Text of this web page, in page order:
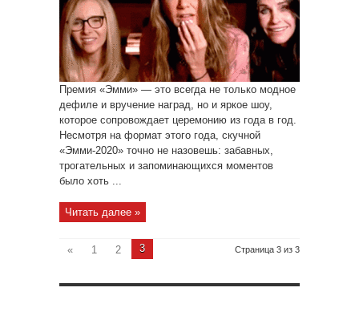
Премия «Эмми» — это всегда не только модное
дефиле и вручение наград, но и яркое шоу,
которое сопровождает церемонию из года в год.
Несмотря на формат этого года, скучной
«Эмми-2020» точно не назовешь: забавных,
трогательных и запоминающихся моментов
было хоть ...
Читать далее »
Страница 3 из 3
« 1 2 3